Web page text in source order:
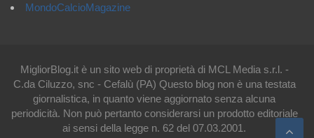
MondoCalcioMagazine
MigliorBlog.it è un sito web di proprietà di MCL Media s.r.l. -
C.da Ciluzzo, snc - Cefalù (PA) Questo blog non è una testata
giornalistica, in quanto viene aggiornato senza alcuna
periodicità. Non può pertanto considerarsi un prodotto editoriale
ai sensi della legge n. 62 del 07.03.2001.